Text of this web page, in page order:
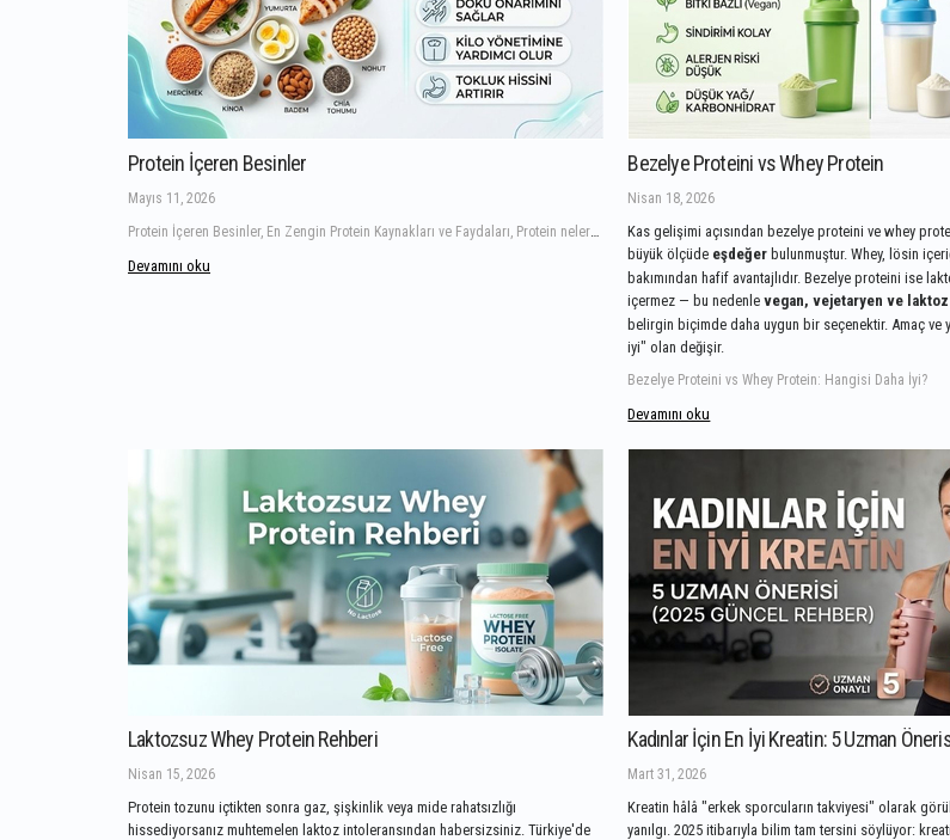
Protein İçeren Besinler
Mayıs 11, 2026
Devamını oku
Bezelye Proteini vs Whey Protein
Nisan 18, 2026
Kas gelişimi açısından bezelye proteini ve whey
büyük ölçüde eşdeğer bulunmuştur. Whey, lösin
bakımından hafif avantajlıdır. Bezelye proteini ise
içermez — bu nedenlevegan, vejetaryen ve
belirgin biçimde daha uygun bir seçenektir. Amaç ve
iyi" olan değişir.
Bezelye Proteini vs Whey Protein: Hangisi Daha İyi?
Devamını oku
Laktozsuz Whey Protein Rehberi
Nisan 15, 2026
Protein tozunu içtikten sonra gaz, şişkinlik veya mide rahatsızlığı
hissediyorsanız muhtemelen laktoz intoleransından habersizsiniz. Türkiye'de
Kadınlar İçin En İyi Kreatin: 5 Uzman
Mart 31, 2026
Kreatin hâlâ "erkek sporcuların takviyesi" olarak
yanılgı. 2025 itibarıyla bilim tam tersini söylüyor: